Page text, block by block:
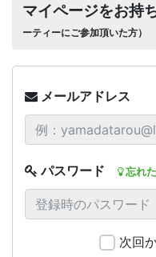
マイページをお持
ーティーにご参加頂いた方）
メールアドレス
パスワード 忘れ
次回